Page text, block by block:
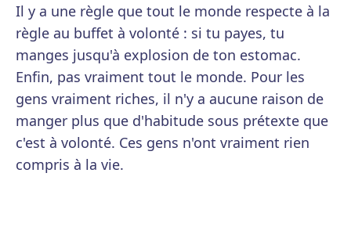
Il y a une règle que tout le monde respecte à la
règle au buffet à volonté : si tu payes, tu
manges jusqu'à explosion de ton estomac.
Enfin, pas vraiment tout le monde. Pour les
gens vraiment riches, il n'y a aucune raison de
manger plus que d'habitude sous prétexte que
c'est à volonté. Ces gens n'ont vraiment rien
compris à la vie.